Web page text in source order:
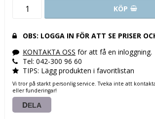
KÖP
OBS: LOGGA IN FÖR ATT SE PRISER
KONTAKTA OSS för att få en inloggning.
Tel: 042-300 96 60
TIPS: Lägg produkten i favoritlistan
Vi tror på starkt personlig service. Tveka inte att
eller funderingar!
DELA